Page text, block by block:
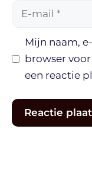
Mijn naam,
browser
een reactie